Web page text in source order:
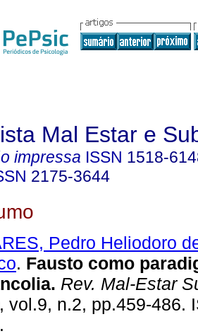
Mal Estar e
impressa ISSN 1518-
2175-3644
Pedro Heliodoro
. Fausto como
. Rev. Mal-Estar
vol.9, n.2, pp.459-486.